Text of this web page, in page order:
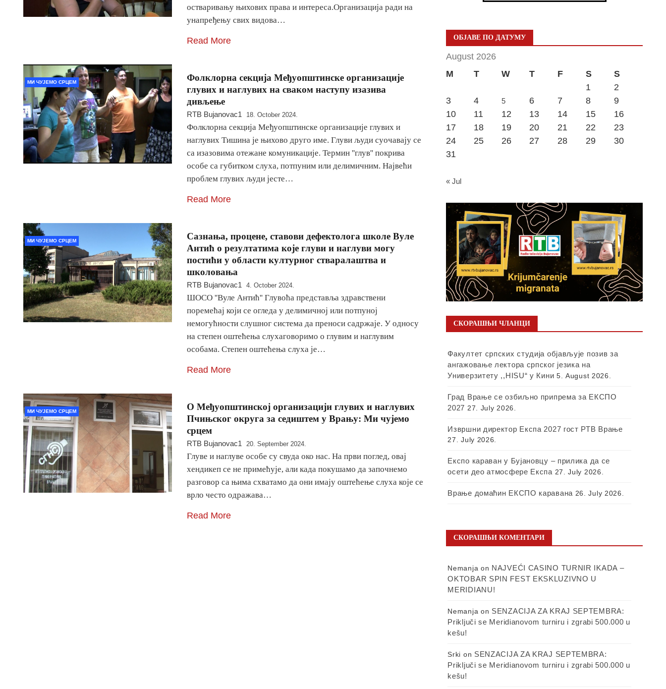
остваривању њихових права и интереса.Организација ради на
унапређењу свих видова…
Read More
МИ ЧУЈЕМО СРЦЕМ
Фолклорна секција Међуопштинске организације
глувих и наглувих на сваком наступу изазива
дивљење
RTB Bujanovac1 18. October 2024.
Фолклорна секција Међуопштинске организације глувих и
наглувих Тишина је њихово друго име. Глуви људи суочавају се
са изазовима отежане комуникације. Термин ''глув'' покрива
особе са губитком слуха, потпуним или делимичним. Највећи
проблем глувих људи јесте…
Read More
МИ ЧУЈЕМО СРЦЕМ
Сазнања, процене, ставови дефектолога школе Вуле
Антић о резултатима које глуви и наглуви могу
постићи у области културног стваралаштва и
школовања
RTB Bujanovac1 4. October 2024.
ШОСО ''Вуле Антић'' Глувоћа представља здравствени
поремећај који се огледа у делимичној или потпуној
немогућности слушног система да преноси садржаје. У односу
на степен оштећења слухаговоримо о глувим и наглувим
особама. Степен оштећења слуха је…
Read More
МИ ЧУЈЕМО СРЦЕМ
О Међуопштинској организацији глувих и наглувих
Пчињског округа за седиштем у Врању: Ми чујемо
срцем
RTB Bujanovac1 20. September 2024.
Глуве и наглуве особе су свуда око нас. На први поглед, овај
хендикеп се не примећује, али када покушамо да започнемо
разговор са њима схватамо да они имају оштећење слуха које се
врло често одражава…
Read More
ОБЈАВЕ ПО ДАТУМУ
August 2026
M
T W T F S
S
1
2
3
4 5 6 7 8
9
10
11 12 13 14 15
16
17
18 19 20 21 22
23
24
25 26 27 28 29
30
31
« Jul
СКОРАШЊИ ЧЛАНЦИ
Факултет српских студија објављује позив за
ангажовање лектора српског језика на
Универзитету ,,HISU“ у Кини 5. August 2026.
Град Врање се озбиљно припрема за ЕКСПО
2027 27. July 2026.
Извршни директор Експа 2027 гост РТВ Врање
27. July 2026.
Експо караван у Бујановцу – прилика да се
осети део атмосфере Експа 27. July 2026.
Врање домаћин ЕКСПО каравана 26. July 2026.
СКОРАШЊИ КОМЕНТАРИ
Nemanja on NAJVEĆI CASINO TURNIR IKADA –
OKTOBAR SPIN FEST EKSKLUZIVNO U
MERIDIANU!
Nemanja on SENZACIJA ZA KRAJ SEPTEMBRA:
Priključi se Meridianovom turniru i zgrabi 500.000 u
kešu!
Srki on SENZACIJA ZA KRAJ SEPTEMBRA:
Priključi se Meridianovom turniru i zgrabi 500.000 u
kešu!